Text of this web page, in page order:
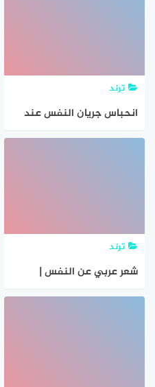
ترند
انحباس جريان النفس عند
النطق بالحرف هو
ترند
شعر عربي عن النفس |
جاوبني هوست